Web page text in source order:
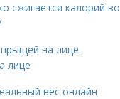
сжигается калорий во
на лице.
лице
вес онлайн